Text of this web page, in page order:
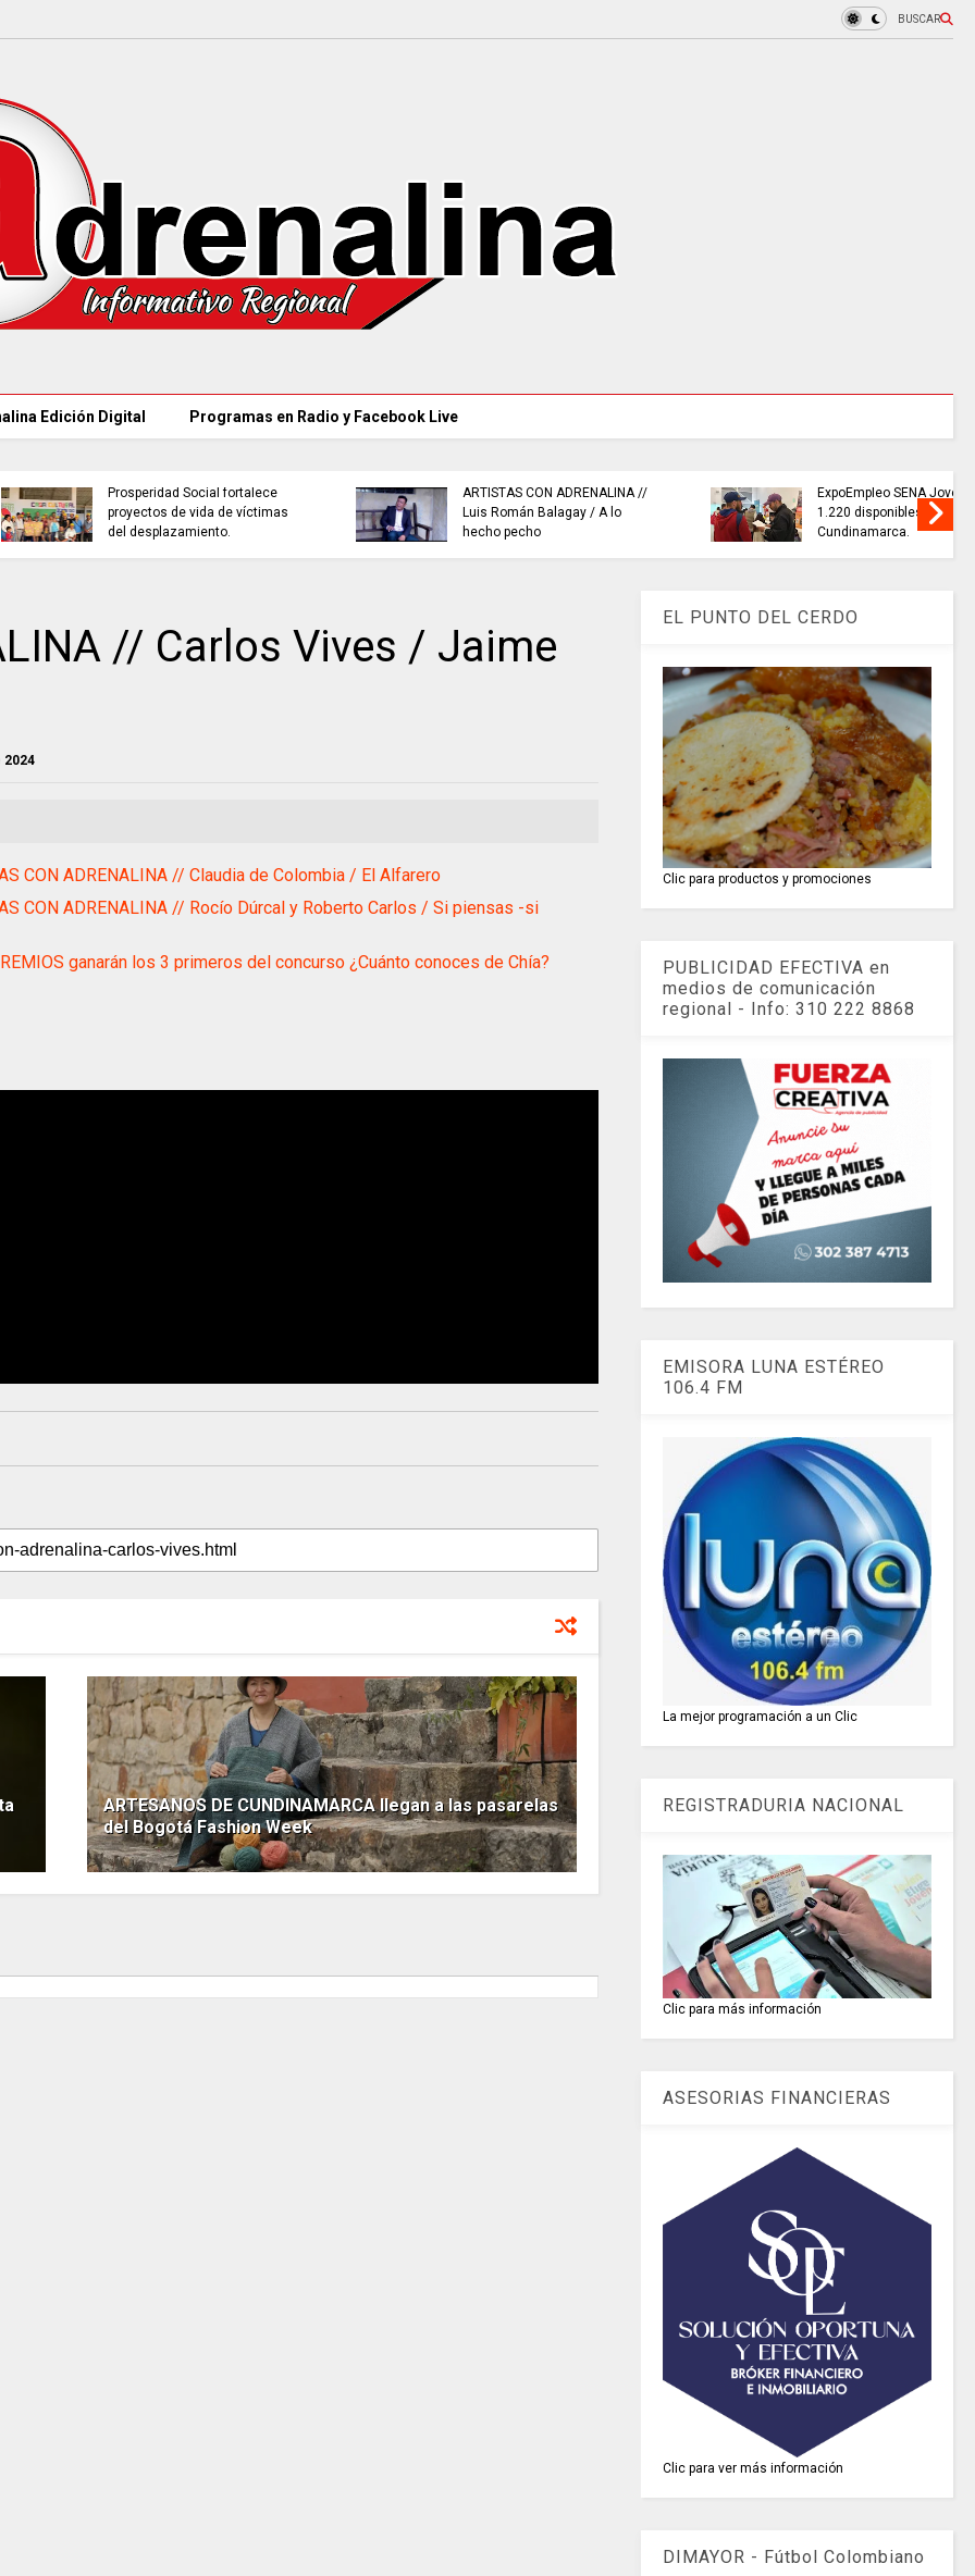
BUSCAR
Edición Digital Programas en Radio y Facebook Live
ARTISTAS CON ADRENALINA //
Luis Román Balagay / A lo
hecho pecho
ExpoEmpleo SENA Joven 2026,
1.220 disponibles para
Cundinamarca.
NEUSA ABRE sus aguas para el
segundo festival náutico de
2026.
// Carlos Vives / Jaime
2024
CON ADRENALINA // Claudia de Colombia / El Alfarero
CON ADRENALINA // Rocío Dúrcal y Roberto Carlos / Si piensas -si
ganarán los 3 primeros del concurso ¿Cuánto conoces de Chía?
ARTESANOS DE CUNDINAMARCA llegan a las pasarelas
del Bogotá Fashion Week
EL PUNTO DEL CERDO
Clic para productos y promociones
PUBLICIDAD EFECTIVA en
medios de comunicación
regional - Info: 310 222 8868
EMISORA LUNA ESTÉREO
106.4 FM
La mejor programación a un Clic
REGISTRADURIA NACIONAL
Clic para más información
ASESORIAS FINANCIERAS
Clic para ver más información
DIMAYOR - Fútbol Colombiano